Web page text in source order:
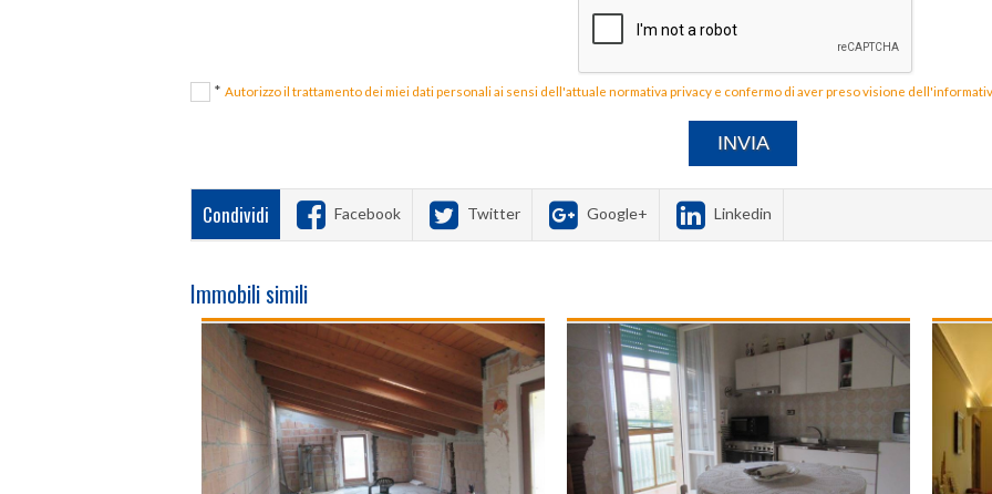
* Autorizzo il trattamento dei miei dati personali ai sensi dell'attuale normativa privacy e confermo di aver preso visione
Condividi Facebook Twitter Google+ Linkedin
Immobili simili